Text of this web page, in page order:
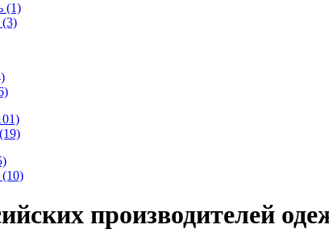
(1)
(3)
(10)
производителей